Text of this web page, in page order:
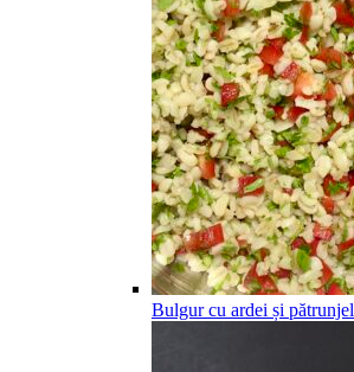
Bulgur cu ardei și pătrunjel